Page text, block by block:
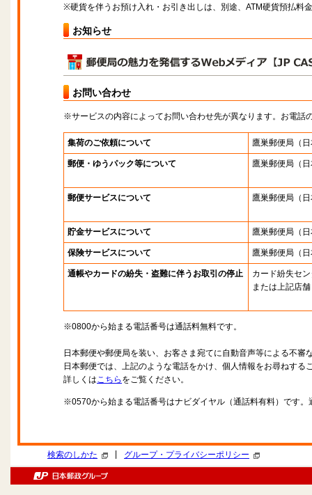
※硬貨を伴うお預け入れ・お引き出しは、別途、ATM硬貨預払料
お知らせ
お問い合わせ
※サービスの内容によってお問い合わせ先が異なります。お電話
集荷のご依頼について 鷹巣郵便局 （
郵便・ゆうパック等について 鷹巣郵便局 （
郵便サービスについて 鷹巣郵便局 （
貯金サービスについて 鷹巣郵便局 （
保険サービスについて 鷹巣郵便局 （
通帳やカードの紛失・盗難に伴うお取引の停止
カード紛失セ
または上記店舗
※0800から始まる電話番号は通話料無料です。
日本郵便や郵便局を装い、お客さま宛てに自動音声等による不審
日本郵便では、上記のような電話をかけ、個人情報をお尋ねする
詳しくはこちら をご覧ください。
※0570から始まる電話番号はナビダイヤル（通話料有料）です
検索のしかた グループ・プライバシーポリシー